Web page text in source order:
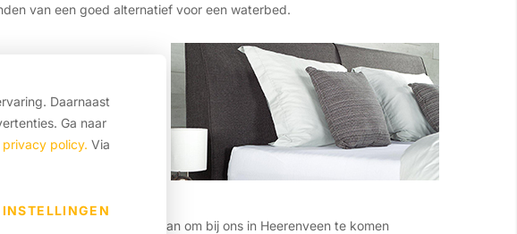
Daarnaast
Ga naar
privacy policy. Via
INSTELLINGEN
van een goed alternatief voor een waterbed.
die een alternatief
aangeboden, is bij
vallen binnen de
en zacht. Wij raden u aan om bij ons in Heerenveen te komen